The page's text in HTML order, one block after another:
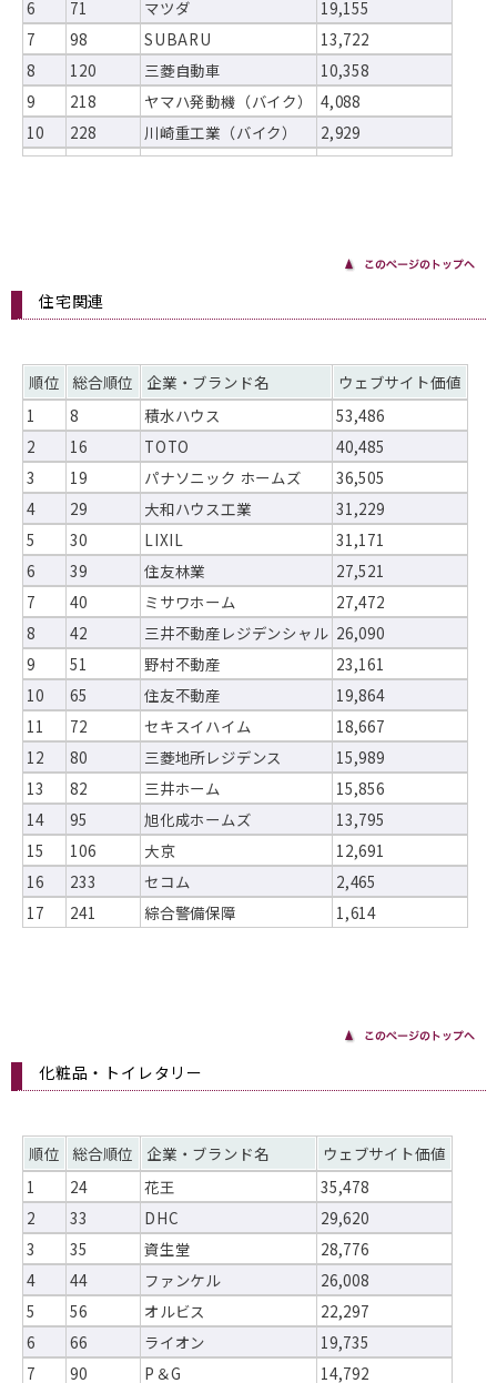
6 71 マツダ
19,155
7
98 SUBARU
13,722
8
120 三菱自動車
10,358
9
218 ヤマハ発動機（バイク）
4,088
10
228 川崎重工業（バイク） 2,929
住宅関連
順位 総合順位 企業・ブランド名
ウェブサイト価値
1
8 積水ハウス
53,486
2
16 TOTO
40,485
3
19 パナソニック ホームズ
36,505
4
29 大和ハウス工業
31,229
5
30 LIXIL
31,171
6
39 住友林業
27,521
7
40 ミサワホーム
27,472
8
42 三井不動産レジデンシャル 26,090
9
51 野村不動産
23,161
10
65 住友不動産
19,864
11
72 セキスイハイム
18,667
12
80 三菱地所レジデンス
15,989
13
82 三井ホーム
15,856
14
95 旭化成ホームズ
13,795
15
106 大京
12,691
16
233 セコム
2,465
17
241 綜合警備保障 1,614
化粧品・トイレタリー
順位 総合順位 企業・ブランド名
ウェブサイト価値
1
24 花王
35,478
2
33 DHC
29,620
3
35 資生堂
28,776
4
44 ファンケル
26,008
5
56 オルビス
22,297
6
66 ライオン
19,735
7
90 P＆G
14,792